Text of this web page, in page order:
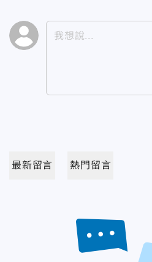
最新留言 熱門留言